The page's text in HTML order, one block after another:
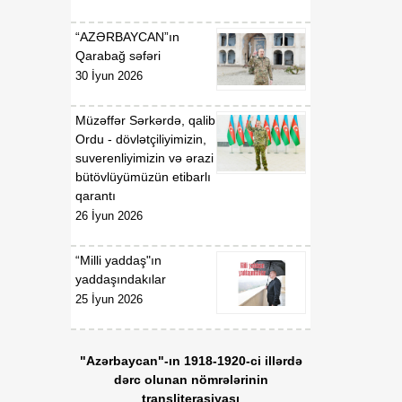
edilməsi haqqında”
Azərbaycan Respublikası
Nazirlər Kabinetinin 2011-
ci il 19 dekabr tarixli 207
nömrəli Qərarında
dəyişiklik edilməsi barədə
Azərbaycan Respublikası
Nazirlər Kabinetinin 2020-
ci il 6 may tarixli 165
nömrəli Qərarı ilə təsdiq
dayandırıldığı, bərpa və
ya ləğv edildiyi barədə
Azərbaycan
Gömrük Komitəsinə
lisenziyaların və icazələrin
01:54
“AZƏRBAYCAN”ın
Qarabağ səfəri
30 İyun 2026
Müzəffər Sərkərdə, qalib
Ordu - dövlətçiliyimizin,
suverenliyimizin və ərazi
bütövlüyümüzün etibarlı
qarantı
26 İyun 2026
“Milli yaddaş"ın
yaddaşındakılar
25 İyun 2026
"Azərbaycan"-ın 1918-1920-ci illərdə
dərc olunan nömrələrinin
transliterasiyası